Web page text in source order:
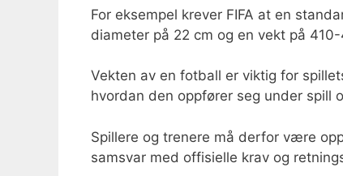
For eksempel krever FIFA at en
diameter på 22 cm og en vekt på
Vekten av en fotball er viktig for
hvordan den oppfører seg under spill
Spillere og trenere må derfor være
samsvar med offisielle krav og